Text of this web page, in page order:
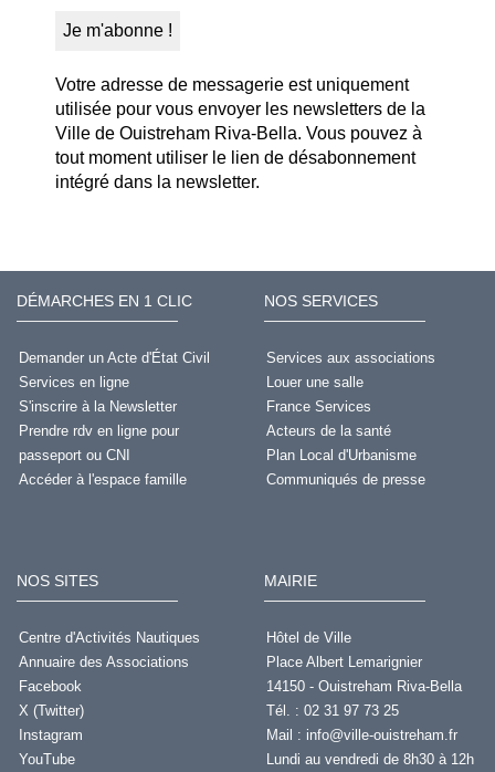
Votre adresse de messagerie est uniquement
utilisée pour vous envoyer les newsletters de la
Ville de Ouistreham Riva-Bella. Vous pouvez à
tout moment utiliser le lien de désabonnement
intégré dans la newsletter.
DÉMARCHES EN 1 CLIC
Demander un Acte d'État Civil
Services en ligne
S'inscrire à la Newsletter
Prendre rdv en ligne pour
passeport ou CNI
Accéder à l'espace famille
NOS SERVICES
Services aux associations
Louer une salle
France Services
Acteurs de la santé
Plan Local d'Urbanisme
Communiqués de presse
NOS SITES
Centre d'Activités Nautiques
Annuaire des Associations
Facebook
X (Twitter)
Instagram
YouTube
MAIRIE
Hôtel de Ville
Place Albert Lemarignier
14150 - Ouistreham Riva-Bella
Tél. : 02 31 97 73 25
Mail : info@ville-ouistreham.fr
Lundi au vendredi de 8h30 à 12h